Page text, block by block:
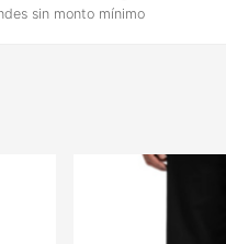
sin monto mínimo